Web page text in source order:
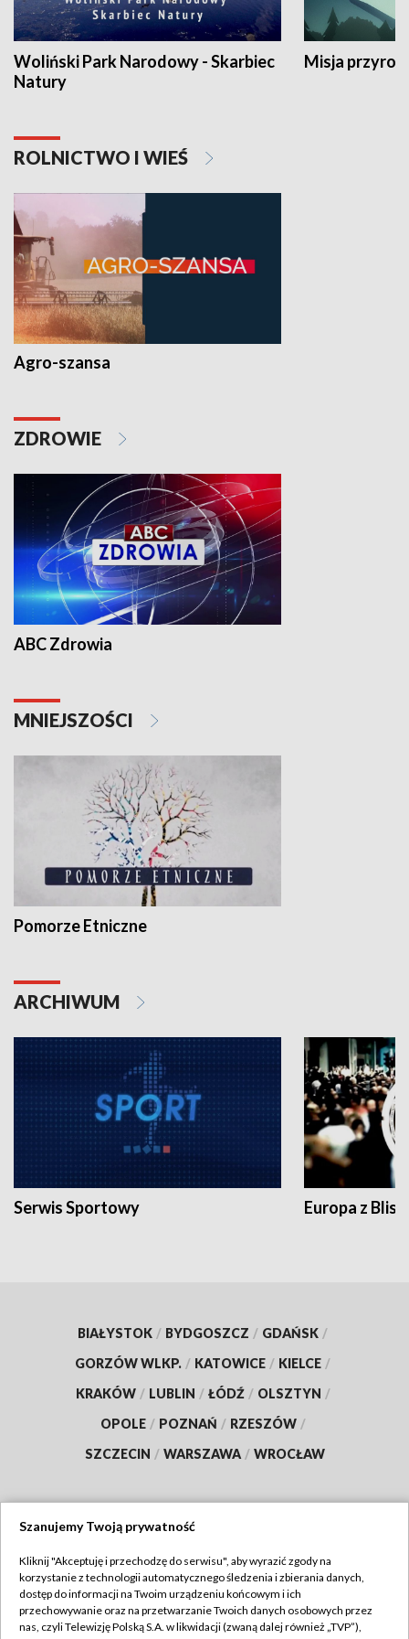
Woliński Park Narodowy - Skarbiec
Natury
Misja
ROLNICTWO I WIEŚ
Agro-szansa
ZDROWIE
ABC Zdrowia
MNIEJSZOŚCI
Pomorze Etniczne
ARCHIWUM
Serwis Sportowy Europa z
BIAŁYSTOK / BYDGOSZCZ / GDAŃSK /
GORZÓW WLKP. / KATOWICE / KIELCE /
KRAKÓW / LUBLIN / ŁÓDŹ / OLSZTYN /
OPOLE / POZNAŃ / RZESZÓW /
SZCZECIN / WARSZAWA / WROCŁAW
TVP
Abonament TVP
Regulamin TVP
Szanujemy Twoją prywatność
Kliknij "Akceptuję i przechodzę do serwisu", aby wyrazić zgody na
korzystanie z technologii automatycznego śledzenia i zbierania danych,
dostęp do informacji na Twoim urządzeniu końcowym i ich
przechowywanie oraz na przetwarzanie Twoich danych osobowych przez
nas, czyli Telewizję Polską S.A. w likwidacji (zwaną dalej również „TVP”),